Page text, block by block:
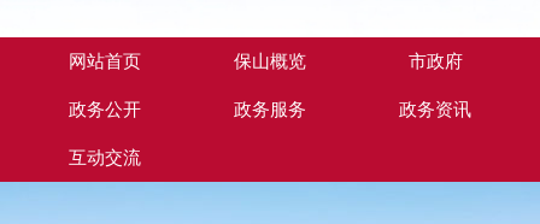
网站首页 保山概览 市政府
政务公开 政务服务 政务资讯
互动交流